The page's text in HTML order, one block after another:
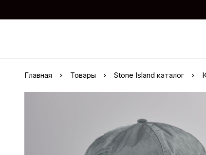
Главная Товары Stone Island каталог